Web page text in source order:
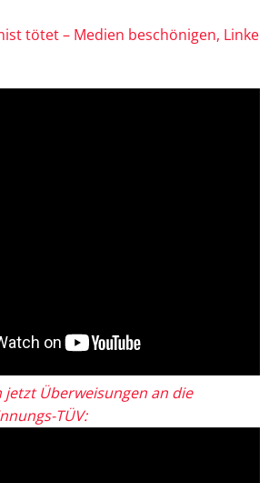
tötet – Medien beschönigen, Linke
jetzt Überweisungen an die
TÜV: